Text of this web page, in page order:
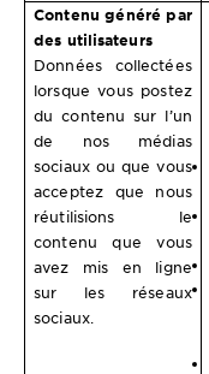
Contenu généré par
des utilisateurs
Données collectées
lorsque vous postez
du contenu sur l’un
de nos médias
sociaux ou que vous
acceptez que nous
réutilisions le
contenu que vous
avez mis en ligne
sur les réseaux
sociaux.